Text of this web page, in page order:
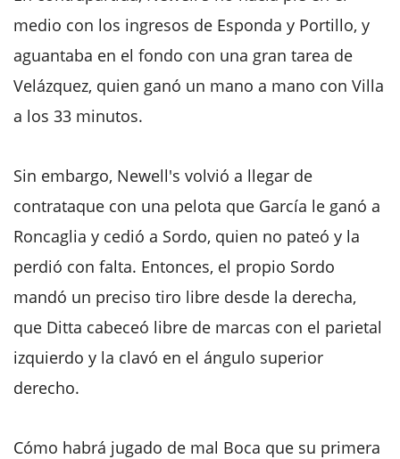
medio con los ingresos de Esponda y Portillo, y
aguantaba en el fondo con una gran tarea de
Velázquez, quien ganó un mano a mano con Villa
a los 33 minutos.
Sin embargo, Newell's volvió a llegar de
contrataque con una pelota que García le ganó a
Roncaglia y cedió a Sordo, quien no pateó y la
perdió con falta. Entonces, el propio Sordo
mandó un preciso tiro libre desde la derecha,
que Ditta cabeceó libre de marcas con el parietal
izquierdo y la clavó en el ángulo superior
derecho.
Cómo habrá jugado de mal Boca que su primera